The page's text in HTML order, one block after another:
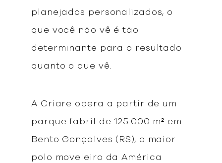
planejados personalizados, o
que você não vê é tão
determinante para o resultado
quanto o que vê.
A Criare opera a partir de um
parque fabril de 125.000 m² em
Bento Gonçalves (RS), o maior
polo moveleiro da América